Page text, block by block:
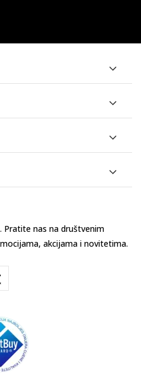
Pratite nas na društvenim
akcijama i novitetima.